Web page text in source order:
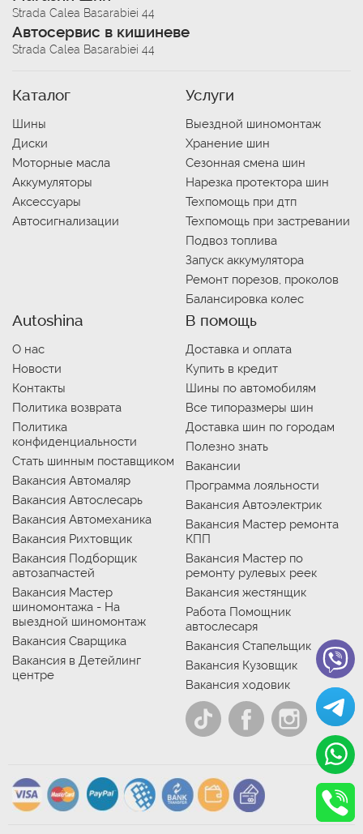
Strada Calea Basarabiei 44
Автосервис в кишиневе
Strada Calea Basarabiei 44
Каталог
Шины
Диски
Моторные масла
Аккумуляторы
Аксессуары
Автосигнализации
Услуги
Выездной шиномонтаж
Хранение шин
Сезонная смена шин
Нарезка протектора шин
Техпомощь при дтп
Техпомощь при застревании
Подвоз топлива
Запуск аккумулятора
Ремонт порезов, проколов
Балансировка колес
Autoshina
О нас
Новости
Контакты
Политика возврата
Политика
конфиденциальности
Стать шинным поставщиком
Вакансия Автомаляр
Вакансия Автослесарь
Вакансия Автомеханика
Вакансия Рихтовщик
Вакансия Подборщик
автозапчастей
Вакансия Мастер
шиномонтажа - На
выездной шиномонтаж
Вакансия Сварщика
Вакансия в Детейлинг
центре
В помощь
Доставка и оплата
Купить в кредит
Шины по автомобилям
Все типоразмеры шин
Доставка шин по городам
Полезно знать
Вакансии
Программа лояльности
Вакансия Автоэлектрик
Вакансия Мастер ремонта
КПП
Вакансия Мастер по
ремонту рулевых реек
Вакансия жестянщик
Работа Помощник
автослесаря
Вакансия Стапельщик
Вакансия Кузовщик
Вакансия ходовик